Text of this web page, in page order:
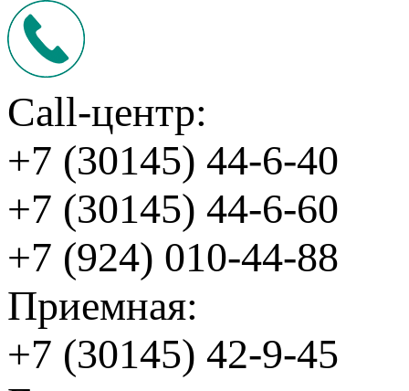
Call-центр:
+7 (30145) 44-6-40
+7 (30145) 44-6-60
+7 (924) 010-44-88
Приемная:
+7 (30145) 42-9-45